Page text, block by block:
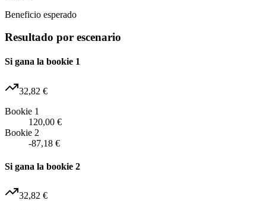
Beneficio esperado
Resultado por escenario
Si gana la bookie 1
32,82 €
Bookie 1
120,00 €
Bookie 2
-87,18 €
Si gana la bookie 2
32,82 €